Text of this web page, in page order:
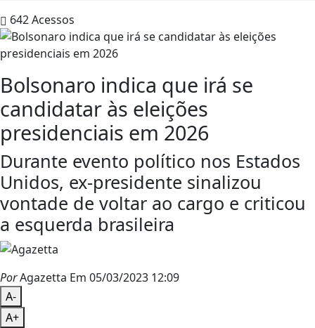
642Acessos
Bolsonaro indica que irá se
candidatar às eleições
presidenciais em 2026
Durante evento político nos Estados
Unidos, ex-presidente sinalizou
vontade de voltar ao cargo e criticou
a esquerda brasileira
PorAgazetta Em 05/03/2023 12:09
A-
A+